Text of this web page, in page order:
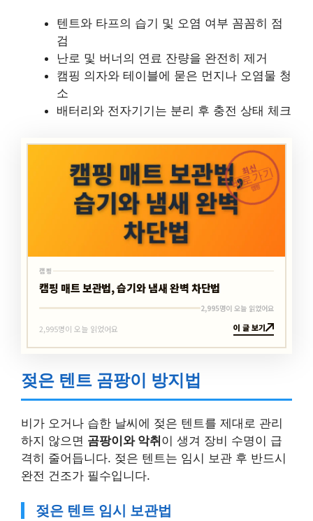
텐트와 타프의 습기 및 오염 여부 꼼꼼히 점
검
난로 및 버너의 연료 잔량을 완전히 제거
캠핑 의자와 테이블에 묻은 먼지나 오염물 청
소
배터리와 전자기기는 분리 후 충전 상태 체크
최신
바로가기
캠핑
캠핑
캠핑 매트 보관법, 습기와 냄새 완벽 차단법
2,995명이 오늘 읽었어요
2,995명이 오늘 읽었어요 이 글 보기
젖은 텐트 곰팡이 방지법
비가 오거나 습한 날씨에 젖은 텐트를 제대로 관리
하지 않으면 곰팡이와 악취이 생겨 장비 수명이 급
격히 줄어듭니다. 젖은 텐트는 임시 보관 후 반드시
완전 건조가 필수입니다.
젖은 텐트 임시 보관법